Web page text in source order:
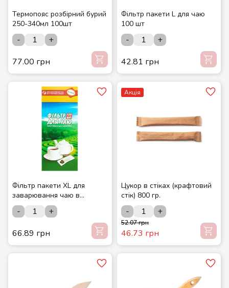
Термопояс розбірний бурий
250-340мл 100шт
-
+
77.00 грн
Фільтр пакети L для чаю
100 шт
-
+
42.81 грн
Фільтр пакети XL для
заварювання чаю в
чайнику 100 шт
-
+
66.89 грн
Акція
Цукор в стіках (крафтовий
стік) 800 гр.
- +
52.07 грн
46.73 грн